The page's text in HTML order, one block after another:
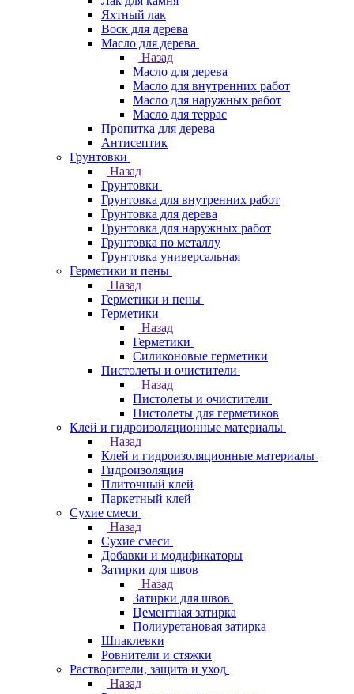
Яхтный лак
Воск для дерева
Масло для дерева
Назад
Масло для дерева
Масло для внутренних работ
Масло для наружных работ
Масло для террас
Пропитка для дерева
Антисептик
Грунтовки
Назад
Грунтовки
Грунтовка для внутренних работ
Грунтовка для дерева
Грунтовка для наружных работ
Грунтовка по металлу
Грунтовка универсальная
Герметики и пены
Назад
Герметики и пены
Герметики
Назад
Герметики
Силиконовые герметики
Пистолеты и очистители
Назад
Пистолеты и очистители
Пистолеты для герметиков
Клей и гидроизоляционные материалы
Назад
Клей и гидроизоляционные материалы
Гидроизоляция
Плиточный клей
Паркетный клей
Сухие смеси
Назад
Сухие смеси
Добавки и модификаторы
Затирки для швов
Назад
Затирки для швов
Цементная затирка
Полиуретановая затирка
Шпаклевки
Ровнители и стяжки
Растворители, защита и уход
Назад